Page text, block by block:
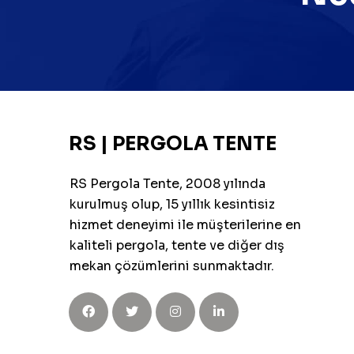
RS | PERGOLA TENTE
RS Pergola Tente, 2008 yılında
kurulmuş olup, 15 yıllık kesintisiz
hizmet deneyimi ile müşterilerine en
kaliteli pergola, tente ve diğer dış
mekan çözümlerini sunmaktadır.